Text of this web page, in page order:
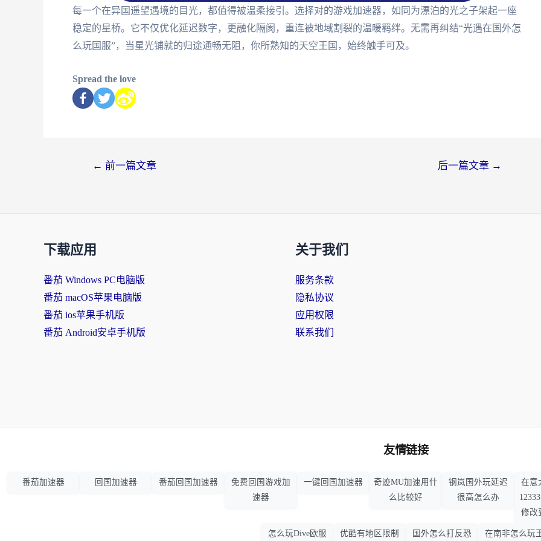
每一个在异国遥望遇境的目光，都值得被温柔接引。选择对的游戏加速器，如同为漂泊的光之子架起一座
稳定的星桥。它不仅优化延迟数字，更融化隔阂，重连被地域割裂的温暖羁绊。无需再纠结“光遇在国外怎
么玩国服”，当星光铺就的归途通畅无阻，你所熟知的天空王国，始终触手可及。
Spread the love
← 前一篇文章 后一篇文章 →
下载应用
番茄 Windows PC电脑版
番茄 macOS苹果电脑版
番茄 ios苹果手机版
番茄 Android安卓手机版
关于我们
服务条款
隐私协议
应用权限
联系我们
友情链接
番茄加速器 回国加速器 番茄回国加速器
免费回国游戏加
速器
一键回国加速器
奇迹MU加速用什
么比较好
钢岚国外玩延迟
很高怎么办
在意
修改
怎么玩Dive欧服 优酷有地区限制 国外怎么打反恐 在南非怎么玩